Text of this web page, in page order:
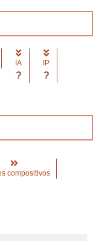
IA
?
IP
?
compositivos